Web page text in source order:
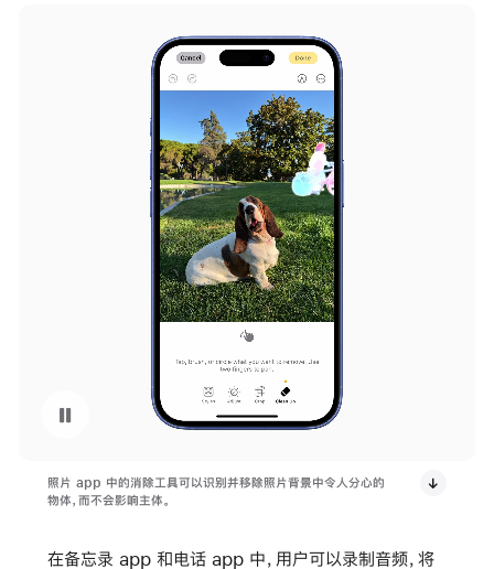
暂停播放视频 Apple 智能消除工具
照片 app 中的消除工具可以识别并移除照片背景中令人分心的
物体，而不会影响主体。
在备忘录 app 和电话 app 中，用户可以录制音频，将